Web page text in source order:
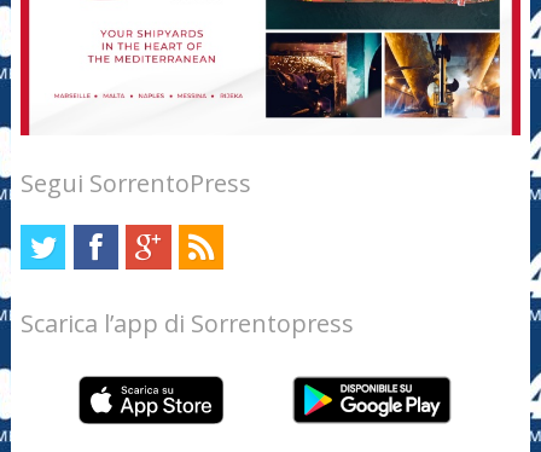
Segui SorrentoPress
Scarica l’app di Sorrentopress